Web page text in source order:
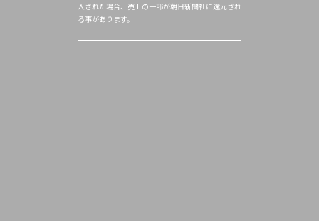
入された場合、売上の一部が朝日新聞社に還元され
る事があります。